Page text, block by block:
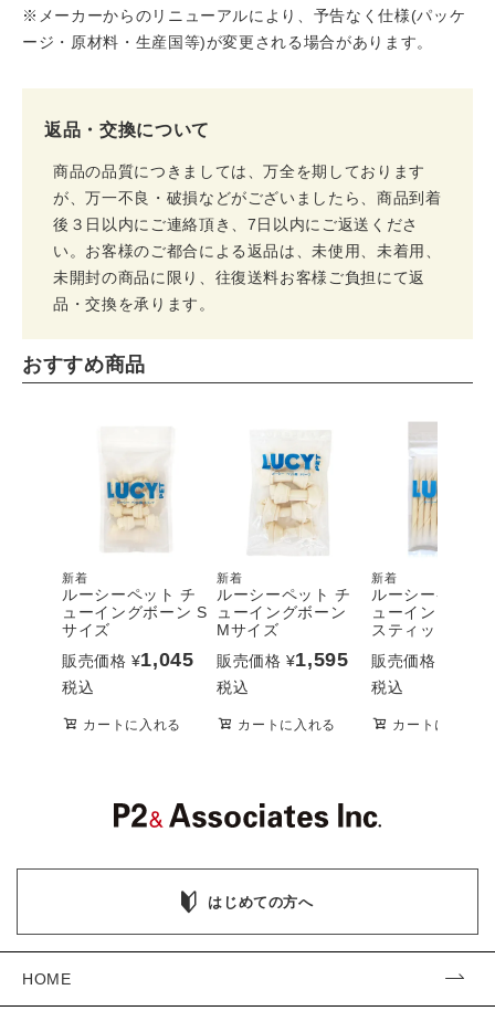
※メーカーからのリニューアルにより、予告なく仕様(パッケ
ージ・原材料・生産国等)が変更される場合があります。
返品・交換について
商品の品質につきましては、万全を期しております
が、万一不良・破損などがございましたら、商品到着
後３日以内にご連絡頂き、7日以内にご返送くださ
い。お客様のご都合による返品は、未使用、未着用、
未開封の商品に限り、往復送料お客様ご負担にて返
品・交換を承ります。
おすすめ商品
新着
ルーシーペット チ
ューイングボーン S
サイズ
販売価格 ¥1,045
税込
カートに入れる
新着
ルーシーペット チ
ューイングボーン
Mサイズ
販売価格 ¥1,595
税込
カートに入れる
新着
ルーシーペット
ューイングボー
スティック
販売価格
税込
カートに入れる
はじめての方へ
HOME